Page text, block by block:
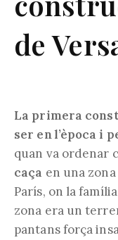
de
La primera
ser en l’època i
quan va ordenar
caça en una
París, on la
zona era un
pantans força